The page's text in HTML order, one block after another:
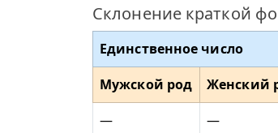
Склонение краткой
Единственное число
Мужской род Женский
—
—